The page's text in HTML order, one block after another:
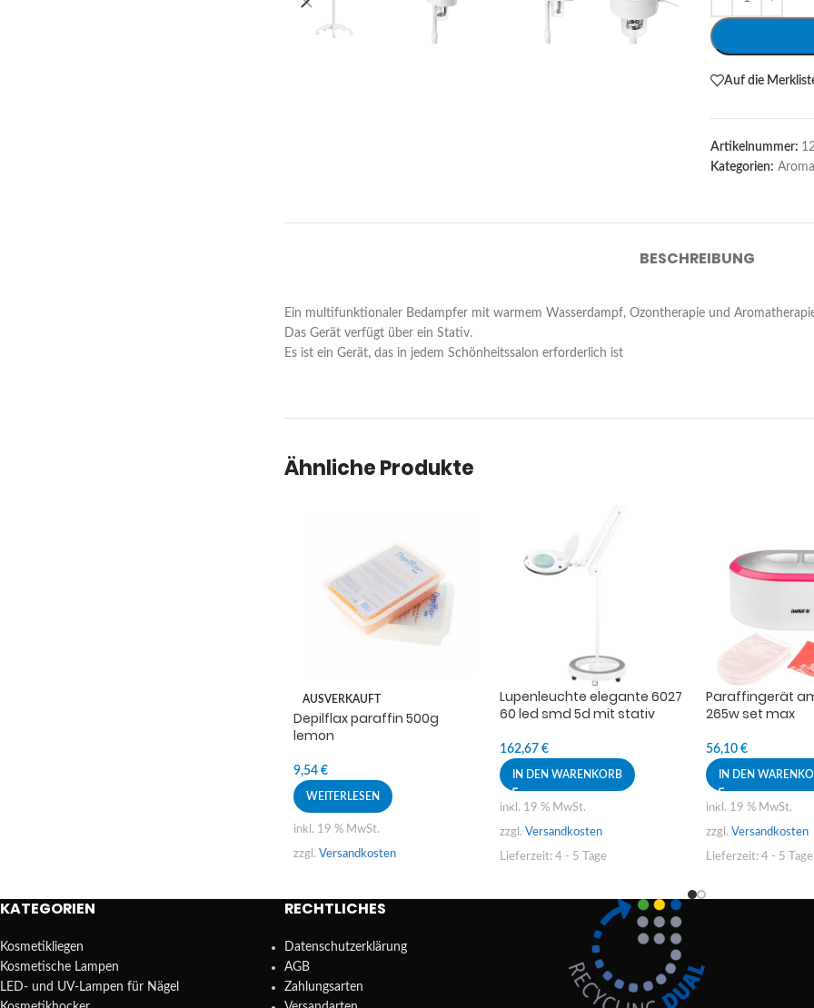
Auf die
Artikelnummer:
Kategorien:
BESCHREIBUNG
Ein multifunktionaler Bedampfer mit warmem Wasserdampf, Ozontherapie und
Das Gerät verfügt über ein Stativ.
Es ist ein Gerät, das in jedem Schönheitssalon erforderlich ist
Ähnliche Produkte
AUSVERKAUFT
Depilflax paraffin 500g
lemon
9,54 €
WEITERLESEN
inkl. 19 % MwSt.
zzgl. Versandkosten
Lupenleuchte elegante 6027
60 led smd 5d mit stativ
162,67€
IN DEN WARENKORB
inkl. 19 % MwSt.
zzgl.Versandkosten
Lieferzeit:4 - 5 Tage
Paraffingerät
265w set max
56,10€
IN DEN
inkl. 19 % MwSt.
zzgl.Versandkosten
Lieferzeit:4 - 5 Tage
KATEGORIEN
Kosmetikliegen
Kosmetische Lampen
LED- und UV-Lampen für Nägel
RECHTLICHES
Datenschutzerklärung
AGB
Zahlungsarten